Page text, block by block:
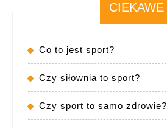
CIEKAWE
Co to jest sport?
Czy siłownia to sport?
Czy sport to samo zdrowie?